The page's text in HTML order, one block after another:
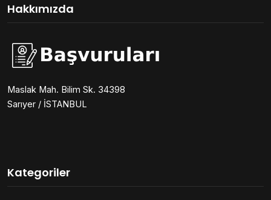
Hakkımızda
Maslak Mah. Bilim Sk. 34398
Sarıyer / İSTANBUL
Kategoriler